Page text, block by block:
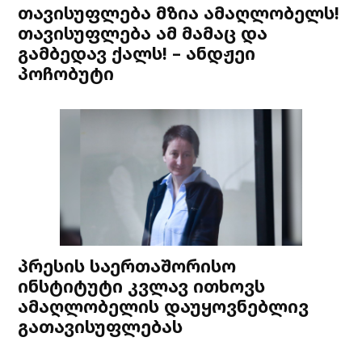
თავისუფლება მზია ამაღლობელს!
თავისუფლება ამ მამაც და
გამბედავ ქალს! – ანდჟეი
პოჩობუტი
პრესის საერთაშორისო
ინსტიტუტი კვლავ ითხოვს
ამაღლობელის დაუყოვნებლივ
გათავისუფლებას